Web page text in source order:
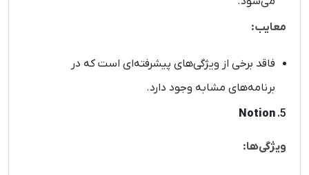
معایب:
فاقد برخی از ویژگی‌های پیشرفته‌ای است که در
برنامه‌های مشابه وجود دارد.
5.
Notion
ویژگی‌ها: